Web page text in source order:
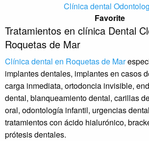
Clínica dental
Favorite
Tratamientos en clínica Dental
Roquetas de Mar
Clínica dental en Roquetas de Mar
implantes dentales, implantes en casos
carga inmediata, ortodoncia invisible,
dental, blanqueamiento dental, carillas
oral, odontología infantil, urgencias
tratamientos con ácido hialurónico,
prótesis dentales.